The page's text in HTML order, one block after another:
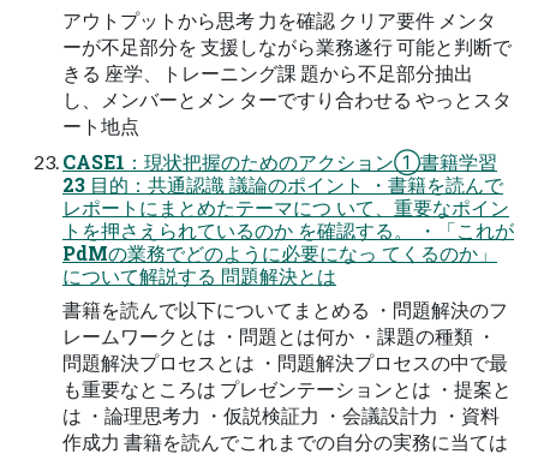
アウトプットから思考 力を確認 クリア要件 メンタ
ーが不足部分を 支援しながら業務遂行 可能と判断で
きる 座学、トレーニング課 題から不足部分抽出
し、メンバーとメン ターですり合わせる やっとスタ
ート地点
CASE1：現状把握のためのアクション①書籍学習
23 目的：共通認識 議論のポイント ・書籍を読んで
レポートにまとめたテーマにつ いて、重要なポイン
トを押さえられているのか を確認する。 ・「これが
PdMの業務でどのように必要になっ てくるのか」
について解説する 問題解決とは
書籍を読んで以下についてまとめる ・問題解決のフ
レームワークとは ・問題とは何か ・課題の種類 ・
問題解決プロセスとは ・問題解決プロセスの中で最
も重要なところは プレゼンテーションとは ・提案と
は ・論理思考力 ・仮説検証力 ・会議設計力 ・資料
作成力 書籍を読んでこれまでの自分の実務に当ては